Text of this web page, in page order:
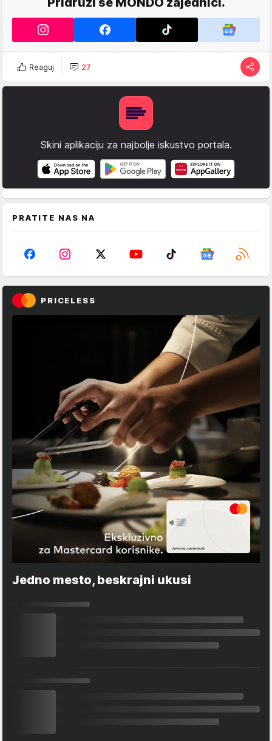
Reaguj 27
Skini aplikaciju za najbolje iskustvo portala.
PRATITE NAS NA
PRICELESS
Jedno mesto, beskrajni ukusi